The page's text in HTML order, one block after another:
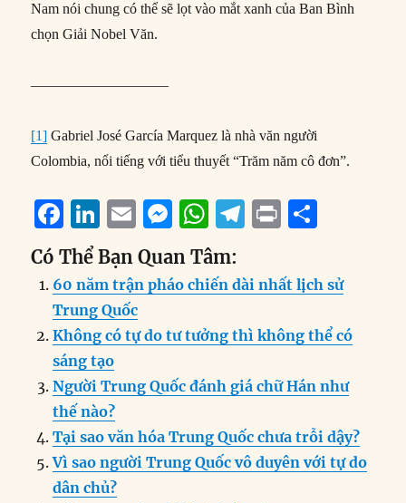
Nam nói chung có thể sẽ lọt vào mắt xanh của Ban Bình
chọn Giải Nobel Văn.
—————————–
[1] Gabriel José García Marquez là nhà văn người
Colombia, nổi tiếng với tiểu thuyết “Trăm năm cô đơn”.
F
a
c
e
b
o
o
k
Li
n
k
e
d
I
n
E
m
ai
l
M
e
ss
e
n
er
W
h
at
s
A
p
T
e
g
r
m
P
n
t
a
re
Có Thể Bạn Quan Tâm:
60 năm trận pháo chiến dài nhất lịch sử
Trung Quốc
Không có tự do tư tưởng thì không thể có
sáng tạo
Người Trung Quốc đánh giá chữ Hán như
thế nào?
Tại sao văn hóa Trung Quốc chưa trỗi dậy?
Vì sao người Trung Quốc vô duyên với tự do
dân chủ?